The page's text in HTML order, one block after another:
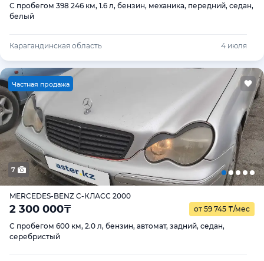
С пробегом 398 246 км, 1.6 л, бензин, механика, передний, седан,
белый
Карагандинская область 4 июля
Частная продажа
7
MERCEDES-BENZ C-КЛАСС 2000
2 300 000₸ от 59 745 ₸/мес
С пробегом 600 км, 2.0 л, бензин, автомат, задний, седан,
серебристый